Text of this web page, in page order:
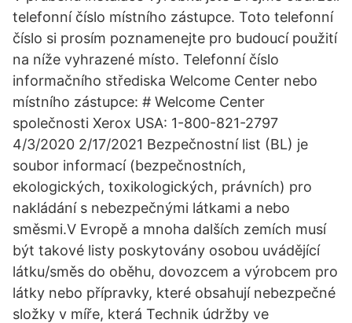
telefonní číslo místního zástupce. Toto telefonní
číslo si prosím poznamenejte pro budoucí použití
na níže vyhrazené místo. Telefonní číslo
informačního střediska Welcome Center nebo
místního zástupce: # Welcome Center
společnosti Xerox USA: 1-800-821-2797
4/3/2020 2/17/2021 Bezpečnostní list (BL) je
soubor informací (bezpečnostních,
ekologických, toxikologických, právních) pro
nakládání s nebezpečnými látkami a nebo
směsmi.V Evropě a mnoha dalších zemích musí
být takové listy poskytovány osobou uvádějící
látku/směs do oběhu, dovozcem a výrobcem pro
látky nebo přípravky, které obsahují nebezpečné
složky v míře, která Technik údržby ve